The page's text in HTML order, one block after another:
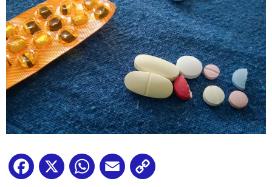
Facebook
X WhatsApp
Email